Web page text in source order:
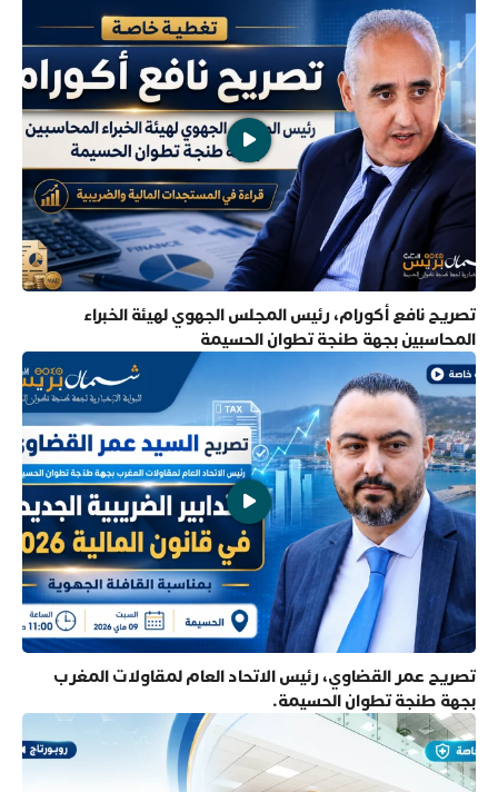
تصريح نافع أكورام، رئيس المجلس الجهوي لهيئة الخبراء
المحاسبين بجهة طنجة تطوان الحسيمة
تصريح عمر القضاوي، رئيس الاتحاد العام لمقاولات المغرب
بجهة طنجة تطوان الحسيمة.